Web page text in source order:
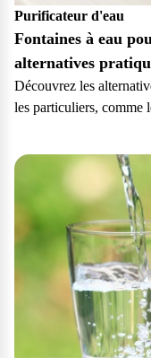
Purificateur d'eau
Fontaines à eau
alternatives
Découvrez les
les particuliers, comme